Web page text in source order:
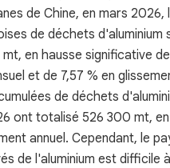
de Chine, en mars 2026,
de déchets d'aluminium
en hausse significative
et de 7,57 % en
de déchets
ont totalisé 526 300 mt,
annuel. Cependant, le
de l'aluminium est difficile